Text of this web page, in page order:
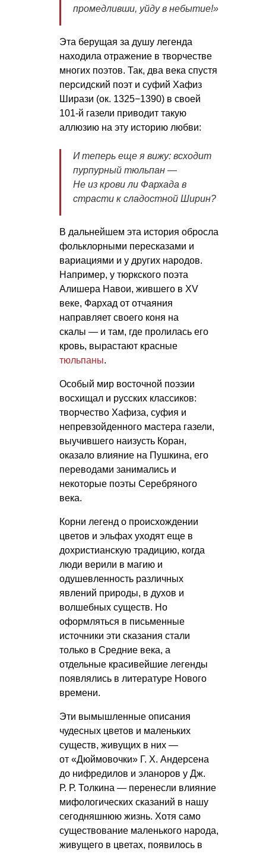
промедливши, уйду в небытие!»
Эта берущая за душу легенда
находила отражение в творчестве
многих поэтов. Так, два века спустя
персидский поэт и суфий Хафиз
Ширази (ок. 1325−1390) в своей
101-й газели приводит такую
аллюзию на эту историю любви:
И теперь еще я вижу: всходит
пурпурный тюльпан —
Не из крови ли Фархада в
страсти к сладостной Ширин?
В дальнейшем эта история обросла
фольклорными пересказами и
вариациями и у других народов.
Например, у тюркского поэта
Алишера Навои, жившего в XV
веке, Фархад от отчаяния
направляет своего коня на
скалы — и там, где пролилась его
кровь, вырастают красные
тюльпаны.
Особый мир восточной поэзии
восхищал и русских классиков:
творчество Хафиза, суфия и
непревзойденного мастера газели,
выучившего наизусть Коран,
оказало влияние на Пушкина, его
переводами занимались и
некоторые поэты Серебряного
века.
Корни легенд о происхождении
цветов и эльфах уходят еще в
дохристианскую традицию, когда
люди верили в магию и
одушевленность различных
явлений природы, в духов и
волшебных существ. Но
оформляться в письменные
источники эти сказания стали
только в Средние века, а
отдельные красивейшие легенды
появлялись в литературе Нового
времени.
Эти вымышленные описания
чудесных цветов и маленьких
существ, живущих в них —
от «Дюймовочки» Г. Х. Андерсена
до нифредилов и эланоров у Дж.
Р. Р. Толкина — перенесли влияние
мифологических сказаний в нашу
сегодняшнюю жизнь. Хотя само
существование маленького народа,
живущего в цветах, появилось в